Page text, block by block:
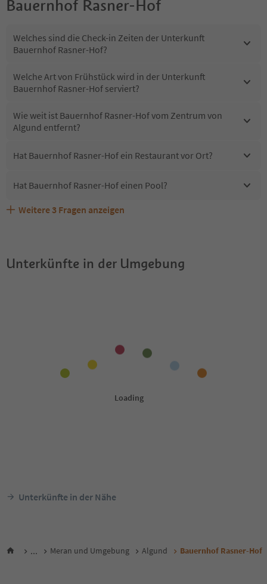
Bauernhof Rasner-Hof
Welches sind die Check-in Zeiten der Unterkunft
Bauernhof Rasner-Hof?
Welche Art von Frühstück wird in der Unterkunft
Bauernhof Rasner-Hof serviert?
Wie weit ist Bauernhof Rasner-Hof vom Zentrum von
Algund entfernt?
Hat Bauernhof Rasner-Hof ein Restaurant vor Ort?
Hat Bauernhof Rasner-Hof einen Pool?
Sind Haustiere in der Unterkunft Bauernhof Rasner-Hof
Welche Services bietet Bauernhof Rasner-Hof?
Erhalten die Gäste von Bauernhof Rasner-Hof einen
Weitere 3 Fragen anzeigen
Unterkünfte in der Umgebung
Unterkünfte in der Nähe
... Meran und Umgebung Algund Bauernhof Rasner-Hof